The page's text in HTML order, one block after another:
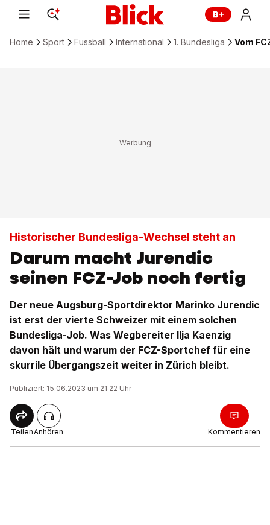
Home Sport Fussball International 1. Bundesliga Vom
Historischer Bundesliga-Wechsel steht an
Darum macht Jurendic
seinen FCZ-Job noch fertig
Der neue Augsburg-Sportdirektor Marinko Jurendic
ist erst der vierte Schweizer mit einem solchen
Bundesliga-Job. Was Wegbereiter Ilja Kaenzig
davon hält und warum der FCZ-Sportchef für eine
skurrile Übergangszeit weiter in Zürich bleibt.
Publiziert: 15.06.2023 um 21:22 Uhr
TeilenAnhören Kommentieren